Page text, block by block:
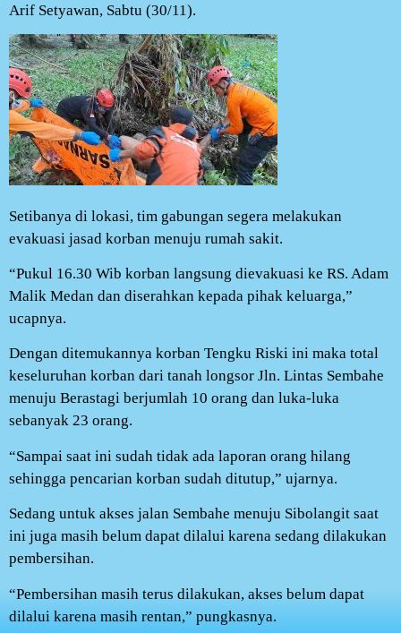
Arif Setyawan, Sabtu (30/11).
Setibanya di lokasi, tim gabungan segera melakukan
evakuasi jasad korban menuju rumah sakit.
“Pukul 16.30 Wib korban langsung dievakuasi ke RS. Adam
Malik Medan dan diserahkan kepada pihak keluarga,”
ucapnya.
Dengan ditemukannya korban Tengku Riski ini maka total
keseluruhan korban dari tanah longsor Jln. Lintas Sembahe
menuju Berastagi berjumlah 10 orang dan luka-luka
sebanyak 23 orang.
“Sampai saat ini sudah tidak ada laporan orang hilang
sehingga pencarian korban sudah ditutup,” ujarnya.
Sedang untuk akses jalan Sembahe menuju Sibolangit saat
ini juga masih belum dapat dilalui karena sedang dilakukan
pembersihan.
“Pembersihan masih terus dilakukan, akses belum dapat
dilalui karena masih rentan,” pungkasnya.